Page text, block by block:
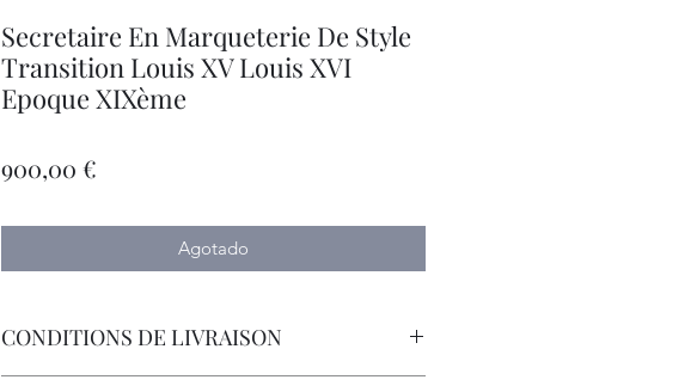
Secretaire En Marqueterie De Style
Transition Louis XV Louis XVI
Epoque XIXème
900,00 €
Agotado
CONDITIONS DE LIVRAISON